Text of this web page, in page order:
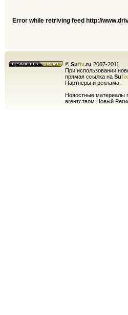
Error while retriving feed http://
© Sufix.ru 2007-2011
При использовании
прямая ссылка на Sufix
Партнеры и реклама:
Новостные материалы
агентством Новый